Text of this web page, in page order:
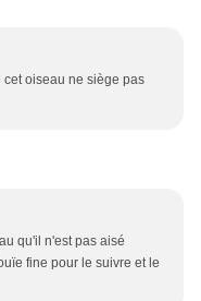
oiseau ne siège pas
qu'il n'est pas aisé
fine pour le suivre et le